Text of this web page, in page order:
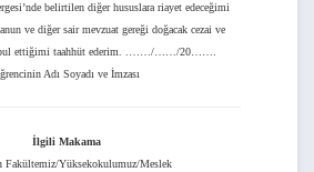
Tanımlama Formu
belirtilen diğer hususlara riayet edeceğimi
ve diğer sair mevzuat gereği doğacak cezai ve
ettiğimi taahhüt ederim.
.……/……/20…….
Adı Soyadı ve İmzası
İlgili Makama
Fakültemiz/Yüksekokulumuz/Meslek